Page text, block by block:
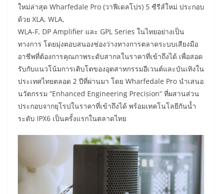
ใหม่ล่าสุด Wharfedale Pro (วาฟีเดลโปร) 5 ซีรีส์ใหม่ ประกอบ
ด้วย XLA, WLA,
WLA-F, DP Amplifier และ GPL Series ในไทยอย่างเป็น
ทางการ โดยมุ่งตอบสนองช่องว่างทางการตลาดระบบเสียงมือ
อาชีพที่ต้องการคุณภาพระดับสากลในราคาที่เข้าถึงได้ เพื่อสอด
รับกับแนวโน้มการเติบโตของอุตสาหกรรมอีเวนต์และบันเทิงใน
ประเทศไทยตลอด 2 ปีที่ผ่านมา โดย Wharfedale Pro นำเสนอ
นวัตกรรม “Enhanced Engineering Precision” ที่ผสานส่วน
ประกอบจากยุโรปในราคาที่เข้าถึงได้ พร้อมเทคโนโลยีกันน้ำ
ระดับ IPX6 เป็นครั้งแรกในตลาดไทย